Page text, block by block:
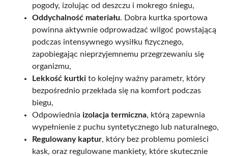
pogody, izolując od deszczu i mokrego śniegu,
Oddychalność materiału. Dobra kurtka sportowa
powinna aktywnie odprowadzać wilgoć powstającą
podczas intensywnego wysiłku fizycznego,
zapobiegając nieprzyjemnemu przegrzewaniu się
organizmu,
Lekkość kurtki to kolejny ważny parametr, który
bezpośrednio przekłada się na komfort podczas
biegu,
Odpowiednia izolacja termiczna, którą zapewnia
wypełnienie z puchu syntetycznego lub naturalnego,
Regulowany kaptur, który bez problemu pomieści
kask, oraz regulowane mankiety, które skutecznie